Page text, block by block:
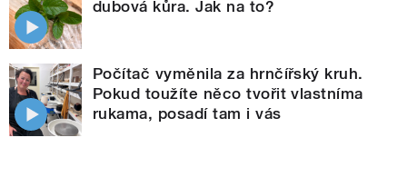
dubová kůra. Jak na to?
Počítač vyměnila za hrnčířský kruh.
Pokud toužíte něco tvořit vlastníma
rukama, posadí tam i vás